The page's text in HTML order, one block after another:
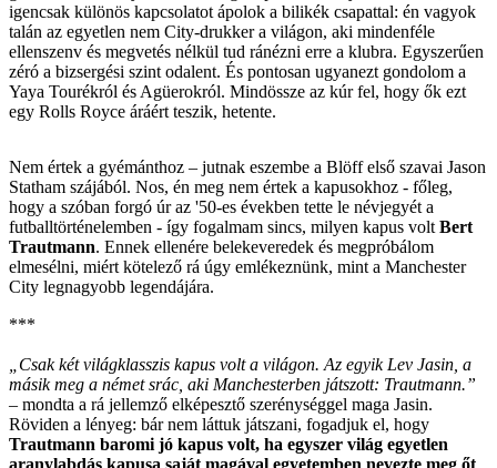
igencsak különös kapcsolatot ápolok a bilikék csapattal: én vagyok
talán az egyetlen nem City-drukker a világon, aki mindenféle
ellenszenv és megvetés nélkül tud ránézni erre a klubra. Egyszerűen
zéró a bizsergési szint odalent. És pontosan ugyanezt gondolom a
Yaya Tourékról és Agüerokról. Mindössze az kúr fel, hogy ők ezt
egy Rolls Royce áráért teszik, hetente.
Nem értek a gyémánthoz – jutnak eszembe a Blöff első szavai Jason
Statham szájából. Nos, én meg nem értek a kapusokhoz - főleg,
hogy a szóban forgó úr az '50-es években tette le névjegyét a
futballtörténelemben - így fogalmam sincs, milyen kapus volt Bert
Trautmann. Ennek ellenére belekeveredek és megpróbálom
elmesélni, miért kötelező rá úgy emlékeznünk, mint a Manchester
City legnagyobb legendájára.
***
„Csak két világklasszis kapus volt a világon. Az egyik Lev Jasin, a
másik meg a német srác, aki Manchesterben játszott: Trautmann.”
– mondta a rá jellemző elképesztő szerénységgel maga Jasin.
Röviden a lényeg: bár nem láttuk játszani, fogadjuk el, hogy
Trautmann baromi jó kapus volt, ha egyszer világ egyetlen
aranylabdás kapusa saját magával egyetemben nevezte meg őt